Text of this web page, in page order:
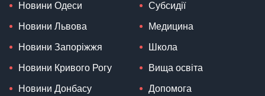
Новини Одеси
Новини Львова
Новини Запоріжжя
Новини Кривого Рогу
Новини Донбасу
Субсидії
Медицина
Школа
Вища освіта
Допомога